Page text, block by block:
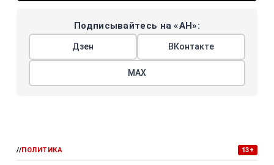
Подписывайтесь на «АН»:
Дзен ВКонтакте
МАХ
//ПОЛИТИКА 13+